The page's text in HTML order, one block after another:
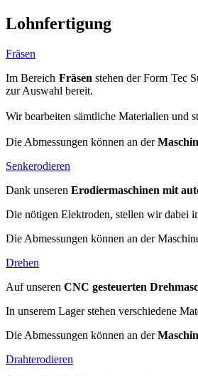
Lohnfertigung
Fräsen
Im Bereich Fräsen stehen der Form Tec
zur Auswahl bereit.
Wir bearbeiten sämtliche Materialien und
Die Abmessungen können an der
Senkerodieren
Dank unseren Erodiermaschinen mit
Die nötigen Elektroden, stellen wir dabei
Die Abmessungen können an der
Drehen
Auf unseren CNC gesteuerten
In unserem Lager stehen verschiedene
Die Abmessungen können an der
Drahterodieren